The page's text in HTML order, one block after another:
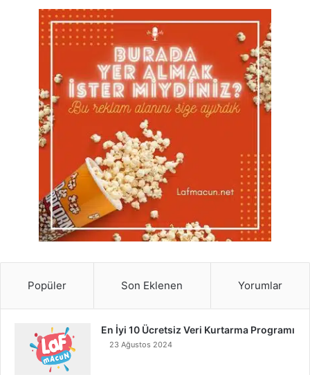
Popüler Son Eklenen Yorumlar
En İyi 10 Ücretsiz Veri Kurtarma Programı
23 Ağustos 2024